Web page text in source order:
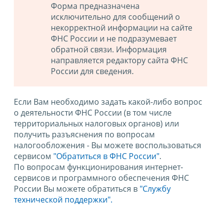
Форма предназначена
исключительно для сообщений о
некорректной информации на сайте
ФНС России и не подразумевает
обратной связи. Информация
направляется редактору сайта ФНС
России для сведения.
Если Вам необходимо задать какой-либо вопрос
о деятельности ФНС России (в том числе
территориальных налоговых органов) или
получить разъяснения по вопросам
налогообложения - Вы можете воспользоваться
сервисом "Обратиться в ФНС России".
По вопросам функционирования интернет-
сервисов и программного обеспечения ФНС
России Вы можете обратиться в "Службу
технической поддержки".